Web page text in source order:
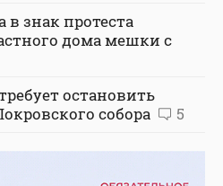
в знак протеста
дома мешки с
остановить
собора
5